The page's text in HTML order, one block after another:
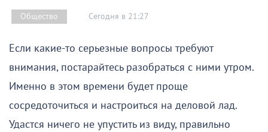
Общество Сегодня в 21:27
Если какие-то серьезные вопросы требуют
внимания, постарайтесь разобраться с ними утром.
Именно в этом времени будет проще
сосредоточиться и настроиться на деловой лад.
Удастся ничего не упустить из виду, правильно